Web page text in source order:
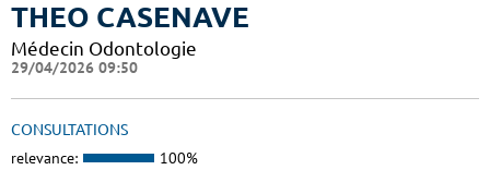
THEO CASENAVE
Médecin Odontologie
29/04/2026 09:50
CONSULTATIONS
relevance: 100%